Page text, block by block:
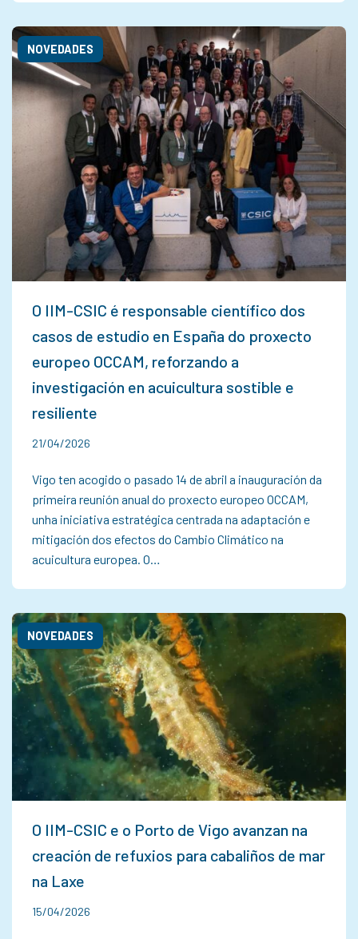
O IIM-CSIC é responsable científico dos
casos de estudio en España do proxecto
europeo OCCAM, reforzando a
investigación en acuicultura sostible e
resiliente
NOVEDADES
21/04/2026
Vigo ten acogido o pasado 14 de abril a inauguración da
primeira reunión anual do proxecto europeo OCCAM,
unha iniciativa estratégica centrada na adaptación e
mitigación dos efectos do Cambio Climático na
acuicultura europea. O…
O IIM-CSIC e o Porto de Vigo avanzan na
creación de refuxios para cabaliños de mar
na Laxe
NOVEDADES
15/04/2026